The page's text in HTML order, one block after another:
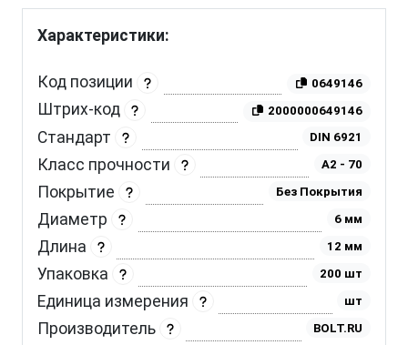
Характеристики:
Код позиции 0649146
Штрих-код 2000000649146
Стандарт DIN 6921
Класс прочности A2 - 70
Покрытие Без Покрытия
Диаметр 6 мм
Длина 12 мм
Упаковка 200 шт
Единица измерения шт
Производитель BOLT.RU